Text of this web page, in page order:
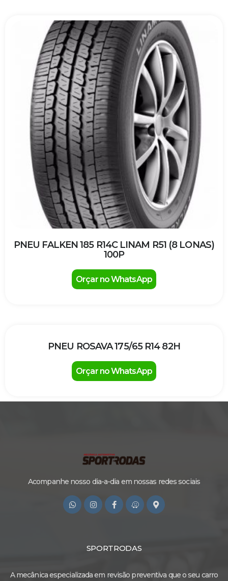
PNEU FALKEN 185 R14C LINAM R51 (8 LONAS)
100P
Orçar no WhatsApp
PNEU ROSAVA 175/65 R14 82H
Orçar no WhatsApp
Acompanhe nosso dia-a-dia em nossas redes sociais
SPORTRODAS
A mecânica especializada em revisão preventiva que o seu carro